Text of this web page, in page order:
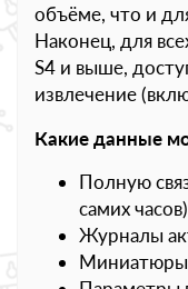
объёме, что и
Наконец, для
S4 и выше,
извлечение
Какие данные
Полную
самих часов)
Журналы
Миниатюры